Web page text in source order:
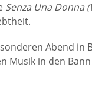
Senza Una Donna
Abend in
Musik in den